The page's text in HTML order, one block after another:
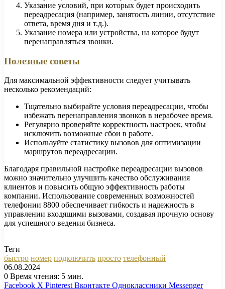
Указание условий, при которых будет происходить
переадресация (например, занятость линии, отсутствие
ответа, время дня и т.д.).
Указание номера или устройства, на которое будут
перенаправляться звонки.
Полезные советы
Для максимальной эффективности следует учитывать
несколько рекомендаций:
Тщательно выбирайте условия переадресации, чтобы
избежать перенаправления звонков в нерабочее время.
Регулярно проверяйте корректность настроек, чтобы
исключить возможные сбои в работе.
Используйте статистику вызовов для оптимизации
маршрутов переадресации.
Благодаря правильной настройке переадресации вызовов
можно значительно улучшить качество обслуживания
клиентов и повысить общую эффективность работы
компании. Использование современных возможностей
телефонии 8800 обеспечивает гибкость и надежность в
управлении входящими вызовами, создавая прочную основу
для успешного ведения бизнеса.
Теги
быстро номер подключить просто телефонный
06.08.2024
0 Время чтения: 5 мин.
Facebook X Pinterest Вконтакте Одноклассники Messenger